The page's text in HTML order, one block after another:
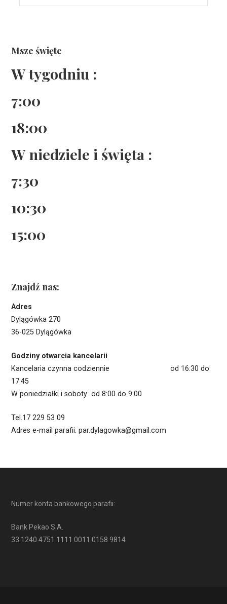
Msze święte
W tygodniu :
7:00
18:00
W niedziele i święta :
7:30
10:30
15:00
Znajdź nas:
Adres
Dylągówka 270
36-025 Dylągówka
Godziny otwarcia kancelarii
Kancelaria czynna codziennie od 16:30 do
17:45
W poniedziałki i soboty od 8:00 do 9:00
Tel.17 229 53 09
Adres e-mail parafii: par.dylagowka@gmail.com
Numer konta bankowego parafii:
Bank Pekao S.A.
33 1240 4751 1111 0011 0158 9814